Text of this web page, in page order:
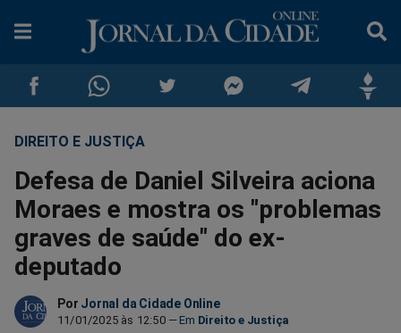
Compartilhar
no
Facebook
Compartilhar
no
Whatsapp
Compartilhar
no
Twitter
no
Messenger
no
Telegram
no
DIREITO E JUSTIÇA
Defesa de Daniel Silveira aciona
Moraes e mostra os "problemas
graves de saúde" do ex-
deputado
Por Jornal da Cidade Online
11/01/2025 às 12:50 Direito e Justiça